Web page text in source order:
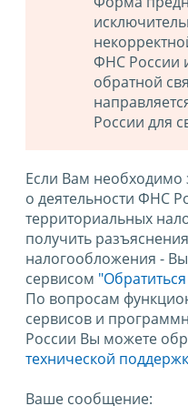
ФНС России
обратной
России для
Если Вам необходимо
о деятельности ФНС
территориальных
получить
налогообложения -
сервисом
По вопросам
сервисов и
России Вы можете
технической
Ваше сообщение: